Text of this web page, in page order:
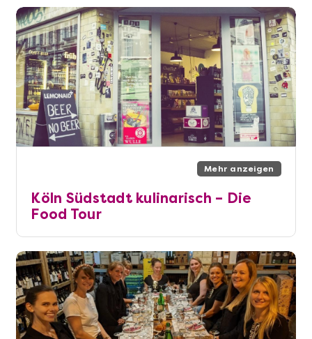
Mehr anzeigen
Köln Südstadt kulinarisch – Die
Food Tour